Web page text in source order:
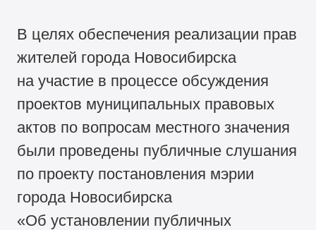
В целях обеспечения реализации прав
жителей города Новосибирска
на участие в процессе обсуждения
проектов муниципальных правовых
актов по вопросам местного значения
были проведены публичные слушания
по проекту постановления мэрии
города Новосибирска
«Об установлении публичных